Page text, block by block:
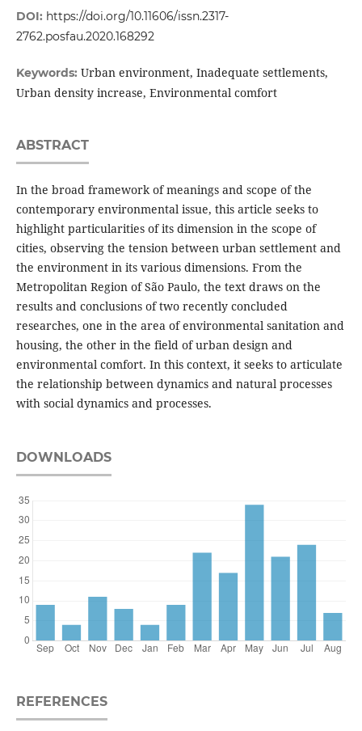
DOI: https://doi.org/10.11606/issn.2317-
2762.posfau.2020.168292
Keywords: Urban environment, Inadequate settlements,
Urban density increase, Environmental comfort
ABSTRACT
In the broad framework of meanings and scope of the
contemporary environmental issue, this article seeks to
highlight particularities of its dimension in the scope of
cities, observing the tension between urban settlement and
the environment in its various dimensions. From the
Metropolitan Region of São Paulo, the text draws on the
results and conclusions of two recently concluded
researches, one in the area of environmental sanitation and
housing, the other in the field of urban design and
environmental comfort. In this context, it seeks to articulate
the relationship between dynamics and natural processes
with social dynamics and processes.
DOWNLOADS
REFERENCES